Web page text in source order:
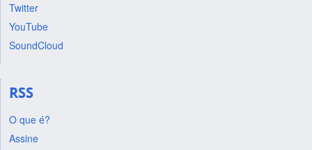
Twitter
YouTube
SoundCloud
RSS
O que é?
Assine